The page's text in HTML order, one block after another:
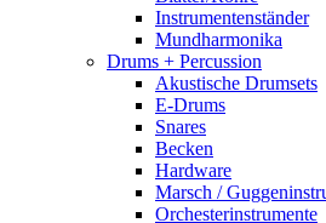
Instrumentenständer
Mundharmonika
Drums + Percussion
Akustische Drumsets
E-Drums
Snares
Becken
Hardware
Marsch /
Orchesterinstrumente